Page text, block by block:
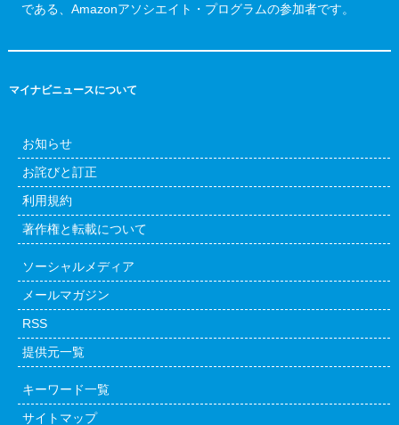
である、Amazonアソシエイト・プログラムの参加者です。
マイナビニュースについて
お知らせ
お詫びと訂正
利用規約
著作権と転載について
ソーシャルメディア
メールマガジン
RSS
提供元一覧
キーワード一覧
サイトマップ